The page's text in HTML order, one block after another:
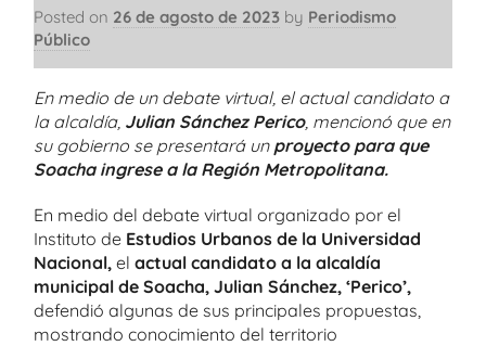
Posted on 26 de agosto de 2023 by Periodismo
Público
En medio de un debate virtual, el actual candidato a
la alcaldía, Julian Sánchez Perico, mencionó que en
su gobierno se presentará unproyecto para que
Soacha ingrese a la Región Metropolitana.
En medio del debate virtual organizado por el
Instituto de Estudios Urbanos de la Universidad
Nacional, el actual candidato a la alcaldía
municipal de Soacha, Julian Sánchez, ‘Perico’,
defendió algunas de sus principales propuestas,
mostrando conocimiento del territorio